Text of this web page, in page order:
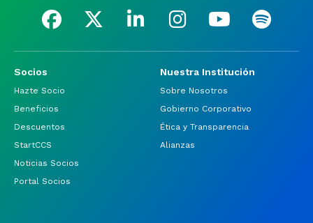
Socios
Hazte Socio
Beneficios
Descuentos
StartCCS
Noticias Socios
Portal Socios
Nuestra Institución
Sobre Nosotros
Gobierno Corporativo
Ética y Transparencia
Alianzas